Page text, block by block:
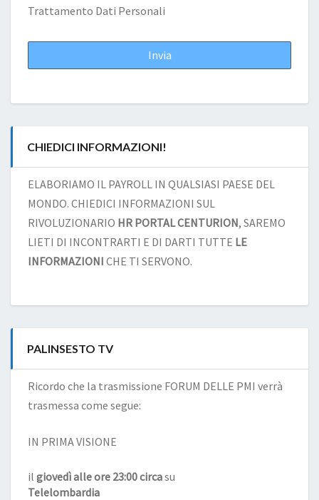
Trattamento Dati Personali
CHIEDICI INFORMAZIONI!
ELABORIAMO IL PAYROLL IN QUALSIASI PAESE DEL
MONDO. CHIEDICI INFORMAZIONI SUL
RIVOLUZIONARIO HR PORTAL CENTURION, SAREMO
LIETI DI INCONTRARTI E DI DARTI TUTTE LE
INFORMAZIONI CHE TI SERVONO.
PALINSESTO TV
Ricordo che la trasmissione FORUM DELLE PMI verrà
trasmessa come segue:
IN PRIMA VISIONE
il giovedì alle ore 23:00 circasu
Telelombardia